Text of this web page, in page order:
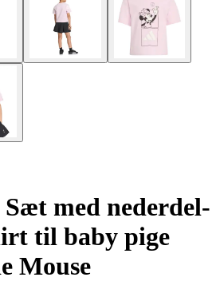
Sæt med nederdel-
til baby pige
Mouse